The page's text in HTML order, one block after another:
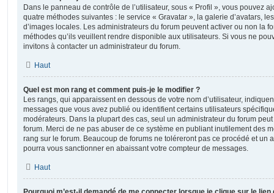
Dans le panneau de contrôle de l’utilisateur, sous « Profil », vous pouvez
quatre méthodes suivantes : le service « Gravatar », la galerie d’avatars,
d’images locales. Les administrateurs du forum peuvent activer ou non la
méthodes qu’ils veuillent rendre disponible aux utilisateurs. Si vous ne
invitons à contacter un administrateur du forum.
Haut
Quel est mon rang et comment puis-je le modifier ?
Les rangs, qui apparaissent en dessous de votre nom d’utilisateur,
messages que vous avez publié ou identifient certains utilisateurs
modérateurs. Dans la plupart des cas, seul un administrateur du forum
forum. Merci de ne pas abuser de ce système en publiant inutilement des
rang sur le forum. Beaucoup de forums ne toléreront pas ce procédé et un
pourra vous sanctionner en abaissant votre compteur de messages.
Haut